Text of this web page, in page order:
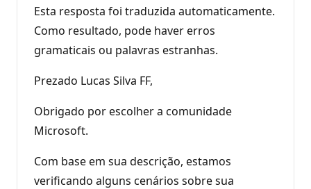
Esta resposta foi traduzida automaticamente.
Como resultado, pode haver erros
gramaticais ou palavras estranhas.
Prezado Lucas Silva FF,
Obrigado por escolher a comunidade
Microsoft.
Com base em sua descrição, estamos
verificando alguns cenários sobre sua